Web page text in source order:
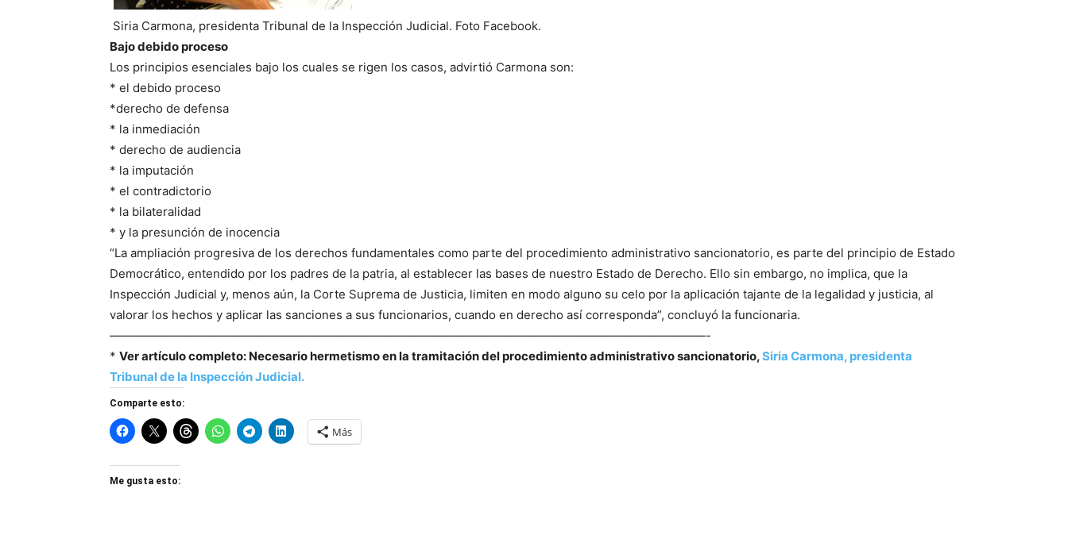
Siria Carmona, presidenta Tribunal de la Inspección Judicial. Foto Facebook.
Bajo debido proceso
Los principios esenciales bajo los cuales se rigen los casos, advirtió Carmona son:
* el debido proceso
*derecho de defensa
* la inmediación
* derecho de audiencia
* la imputación
* el contradictorio
* la bilateralidad
* y la presunción de inocencia
“La ampliación progresiva de los derechos fundamentales como parte del procedimiento administrativo sancionatorio, es parte del principio de Estado
Democrático, entendido por los padres de la patria, al establecer las bases de nuestro Estado de Derecho. Ello sin embargo, no implica, que la
Inspección Judicial y, menos aún, la Corte Suprema de Justicia, limiten en modo alguno su celo por la aplicación tajante de la legalidad y justicia, al
valorar los hechos y aplicar las sanciones a sus funcionarios, cuando en derecho así corresponda”, concluyó la funcionaria.
——————————————————————————————————————————————————-
* Ver artículo completo: Necesario hermetismo en la tramitación del procedimiento administrativo sancionatorio,Siria Carmona, presidenta
Tribunal de la Inspección Judicial.
Comparte esto:
Más
Me gusta esto: